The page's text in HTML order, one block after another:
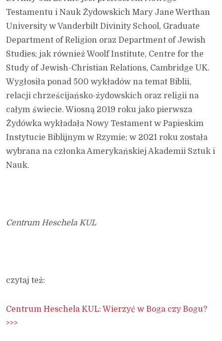
Testamentu i Nauk Żydowskich Mary Jane Werthan
University w Vanderbilt Divinity School, Graduate
Department of Religion oraz Department of Jewish
Studies; jak również Woolf Institute, Centre for the
Study of Jewish-Christian Relations, Cambridge UK.
Wygłosiła ponad 500 wykładów na temat Biblii,
relacji chrześcijańsko-żydowskich oraz religii na
całym świecie. Wiosną 2019 roku jako pierwsza
Żydówka wykładała Nowy Testament w Papieskim
Instytucie Biblijnym w Rzymie; w 2021 roku została
wybrana na członka Amerykańskiej Akademii Sztuk i
Nauk.
Centrum Heschela KUL
czytaj też:
Centrum Heschela KUL: Wierzyć w Boga czy Bogu?
>>>